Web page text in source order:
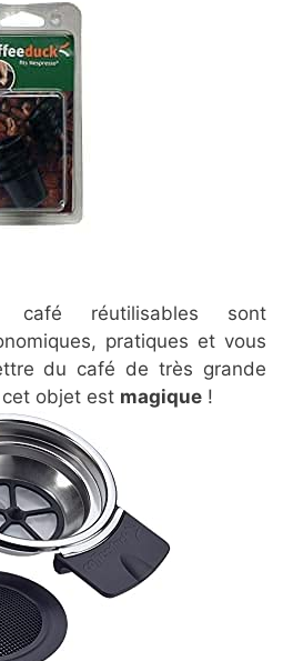
réutilisables sont
pratiques et vous
du café de très grande
objet est magique !